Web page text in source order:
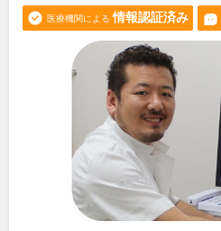
医療機関による 情報認証済み